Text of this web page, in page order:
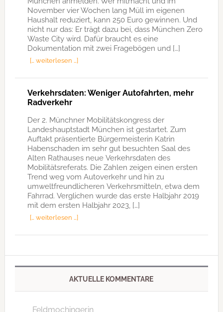
November vier Wochen lang Müll im eigenen
Haushalt reduziert, kann 250 Euro gewinnen. Und
nicht nur das: Er trägt dazu bei, dass München Zero
Waste City wird. Dafür braucht es eine
Dokumentation mit zwei Fragebögen und […]
[… weiterlesen …]
Verkehrsdaten: Weniger Autofahrten, mehr
Radverkehr
Der 2. Münchner Mobilitätskongress der
Landeshauptstadt München ist gestartet. Zum
Auftakt präsentierte Bürgermeisterin Katrin
Habenschaden im sehr gut besuchten Saal des
Alten Rathauses neue Verkehrsdaten des
Mobilitätsreferats. Die Zahlen zeigen einen ersten
Trend weg vom Autoverkehr und hin zu
umweltfreundlicheren Verkehrsmitteln, etwa dem
Fahrrad. Verglichen wurde das erste Halbjahr 2019
mit dem ersten Halbjahr 2023, […]
[… weiterlesen …]
AKTUELLE KOMMENTARE
Feldmochingerin